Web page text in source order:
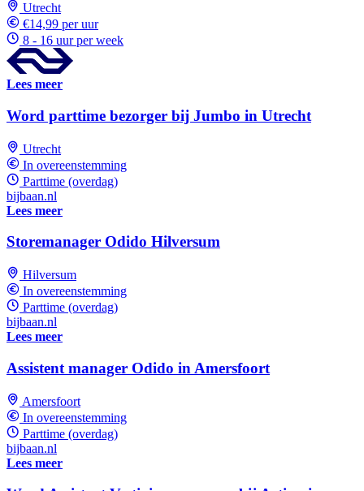
Utrecht
€14,99 per uur
8 - 16 uur per week
Lees meer
Word parttime bezorger bij Jumbo in Utrecht
Utrecht
In overeenstemming
Parttime (overdag)
bijbaan.nl
Lees meer
Storemanager Odido Hilversum
Hilversum
In overeenstemming
Parttime (overdag)
bijbaan.nl
Lees meer
Assistent manager Odido in Amersfoort
Amersfoort
In overeenstemming
Parttime (overdag)
bijbaan.nl
Lees meer